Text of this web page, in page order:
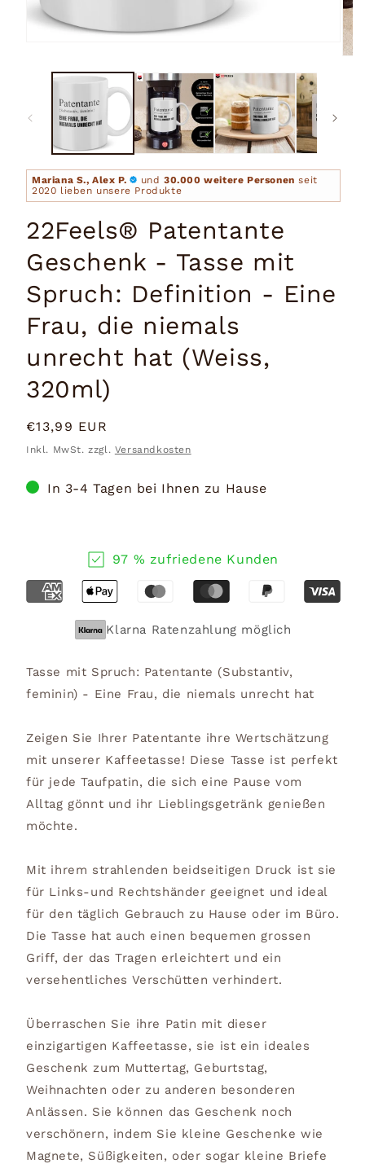
Modal
Mariana S., Alex P. und 30.000 weitere Personen seit
2020 lieben unsere Produkte
22Feels® Patentante
Geschenk - Tasse mit
Spruch: Definition - Eine
Frau, die niemals
unrecht hat (Weiss,
320ml)
Normaler
Preis
€13,99 EUR
Inkl. MwSt. zzgl. Versandkosten
In 3-4 Tagen bei Ihnen zu Hause
97 % zufriedene Kunden
Klarna Ratenzahlung möglich
Tasse mit Spruch: Patentante (Substantiv,
feminin) - Eine Frau, die niemals unrecht hat
Zeigen Sie Ihrer Patentante ihre Wertschätzung
mit unserer Kaffeetasse! Diese Tasse ist perfekt
für jede Taufpatin, die sich eine Pause vom
Alltag gönnt und ihr Lieblingsgetränk genießen
möchte.
Mit ihrem strahlenden beidseitigen Druck ist sie
für Links-und Rechtshänder geeignet und ideal
für den täglich Gebrauch zu Hause oder im Büro.
Die Tasse hat auch einen bequemen grossen
Griff, der das Tragen erleichtert und ein
versehentliches Verschütten verhindert.
Überraschen Sie ihre Patin mit dieser
einzigartigen Kaffeetasse, sie ist ein ideales
Geschenk zum Muttertag, Geburtstag,
Weihnachten oder zu anderen besonderen
Anlässen. Sie können das Geschenk noch
verschönern, indem Sie kleine Geschenke wie
Magnete, Süßigkeiten, oder sogar kleine Briefe